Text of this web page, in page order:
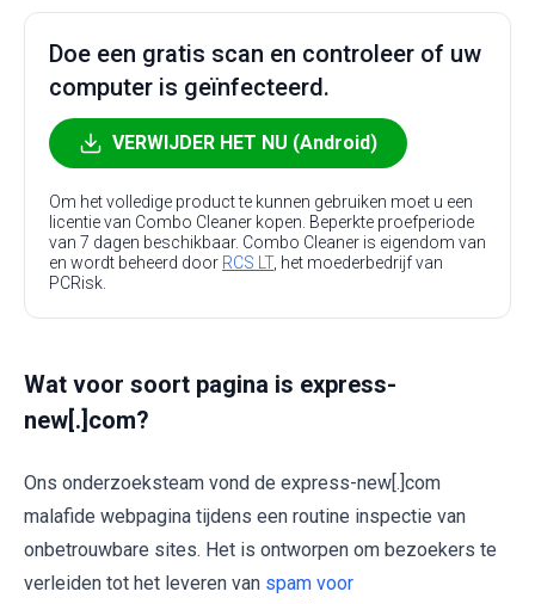
Doe een gratis scan en controleer of uw
computer is geïnfecteerd.
VERWIJDER HET NU (Android)
Om het volledige product te kunnen gebruiken moet u een
licentie van Combo Cleaner kopen. Beperkte proefperiode
van 7 dagen beschikbaar. Combo Cleaner is eigendom van
en wordt beheerd door RCS LT, het moederbedrijf van
PCRisk.
Wat voor soort pagina is express-
new[.]com?
Ons onderzoeksteam vond de express-new[.]com
malafide webpagina tijdens een routine inspectie van
onbetrouwbare sites. Het is ontworpen om bezoekers te
verleiden tot het leveren van spam voor